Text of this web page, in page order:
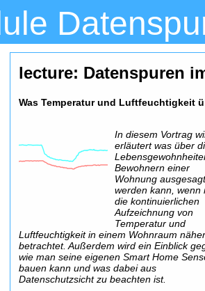
lecture: Datenspuren
Was Temperatur und Luftfeuchtigkeit
In diesem Vortrag
erläutert was über
Bewohnern einer
Wohnung
werden kann, wenn
die kontinuierlichen
Aufzeichnung von
Temperatur und
Luftfeuchtigkeit in einem Wohnraum
betrachtet. Außerdem wird ein Einblick
wie man seine eigenen Smart Home
bauen kann und was dabei aus
Datenschutzsicht zu beachten ist.